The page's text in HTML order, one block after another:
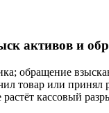
активов и
обращение
товар или
кассовый